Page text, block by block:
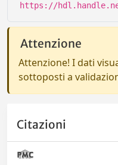
https://
Attenzione
Attenzione! I dati
sottoposti a
Citazioni